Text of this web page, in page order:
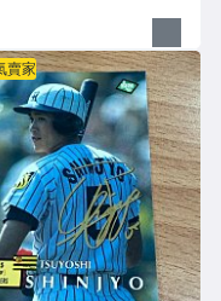
賣家